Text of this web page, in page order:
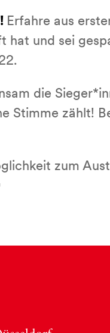
Erfahre aus
und sei
die
Stimme zählt!
zum